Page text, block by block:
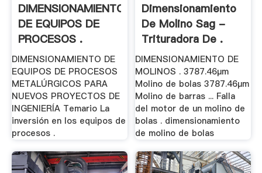
DIMENSIONAMIENTO
DE EQUIPOS DE
PROCESOS .
DIMENSIONAMIENTO DE
EQUIPOS DE PROCESOS
METALÚRGICOS PARA
NUEVOS PROYECTOS DE
INGENIERÍA Temario La
inversión en los equipos de
procesos .
Dimensionamiento
De Molino Sag -
Trituradora De .
DIMENSIONAMIENTO DE
MOLINOS . 3787.46µm
Molino de bolas 3787.46µm
Molino de barras ... Falla
del motor de un molino de
bolas . dimensionamiento
de molino de bolas